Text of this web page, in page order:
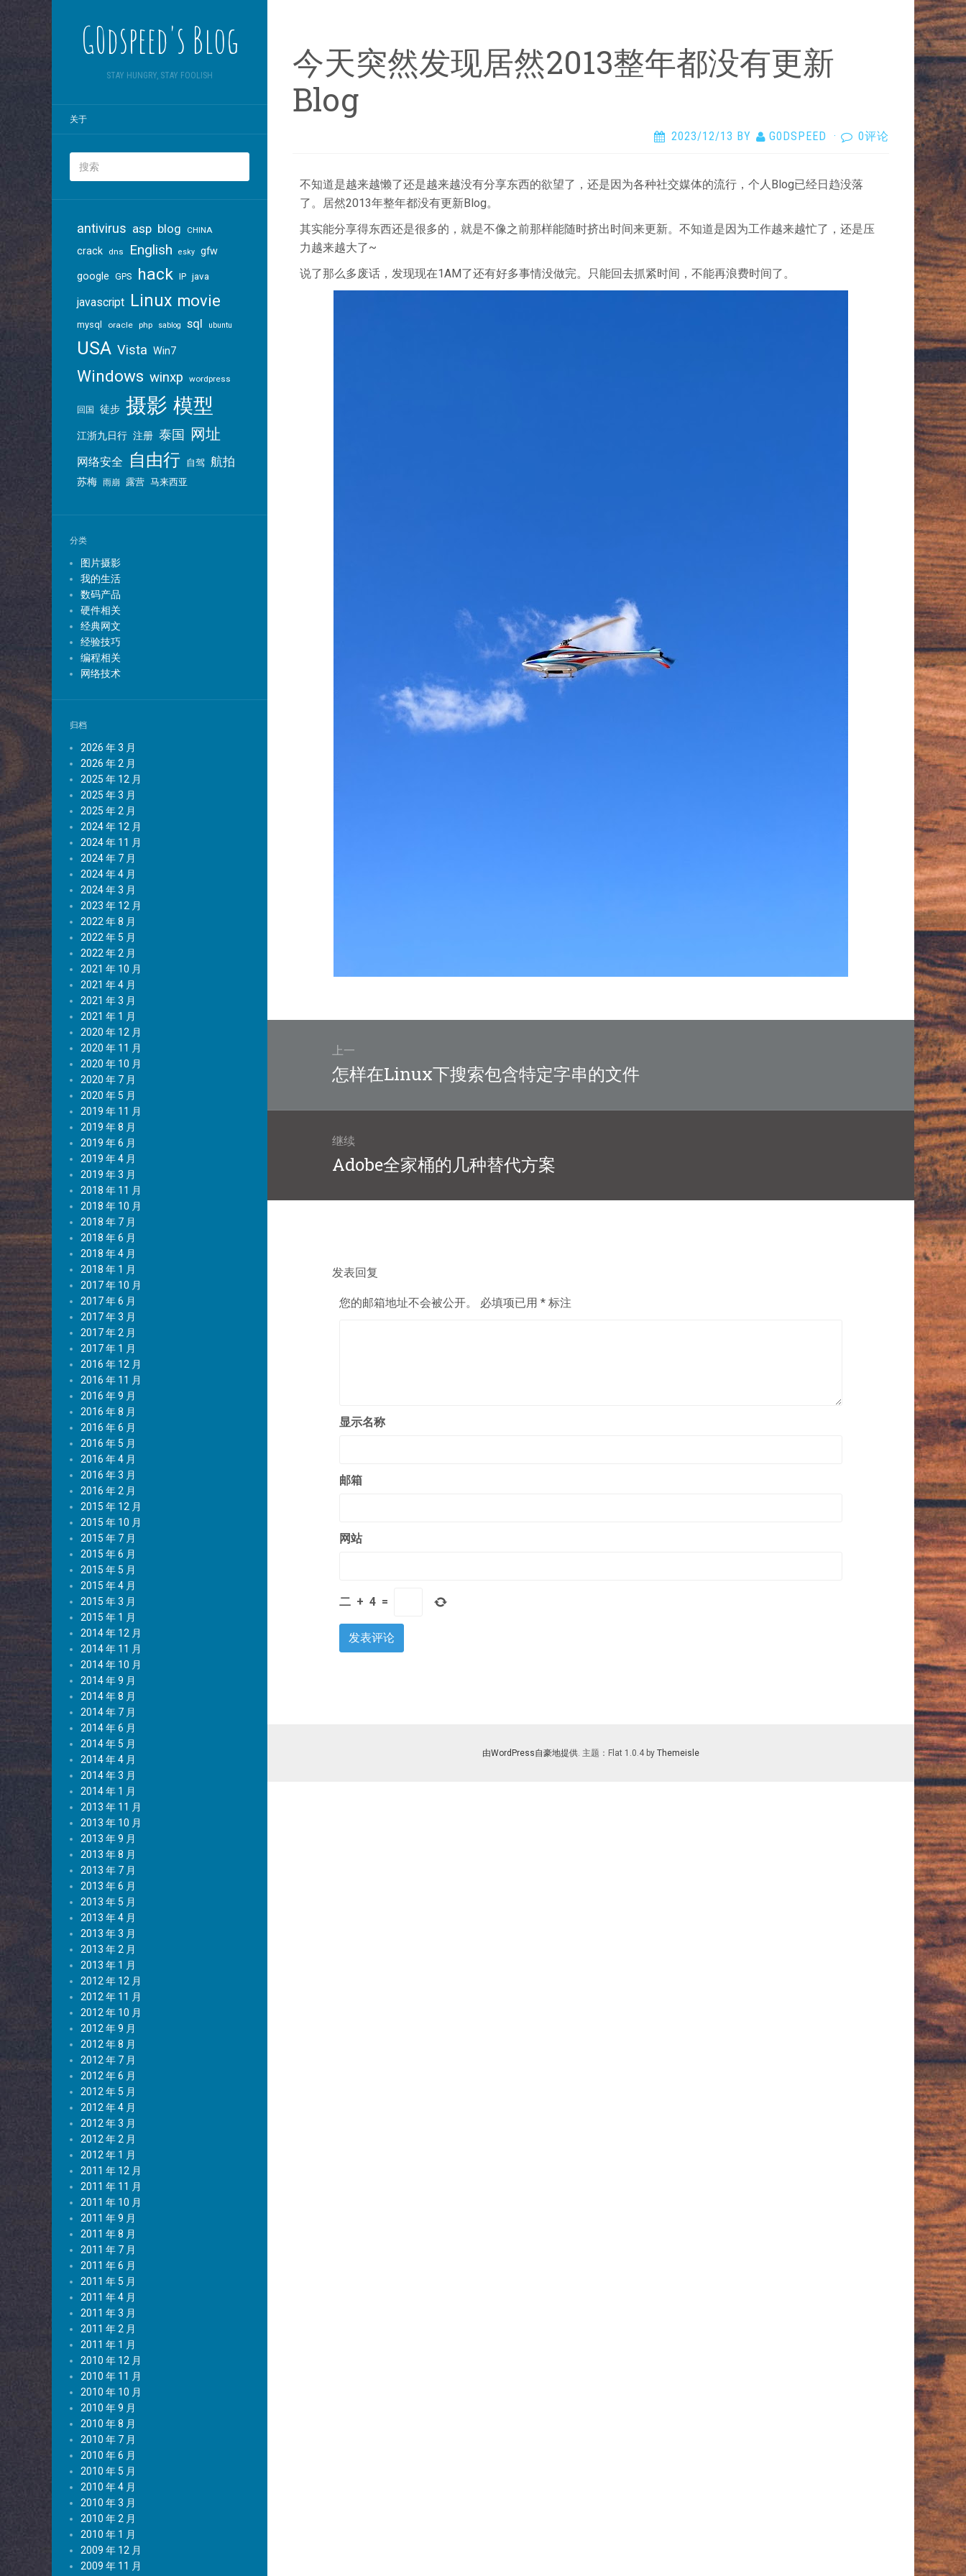
G0dspeed's Blog
STAY HUNGRY, STAY FOOLISH
关于
antivirus asp blog CHINA
crack dns English esky gfw
google GPS hack IP java
javascript Linux movie
mysql oracle php sablog sql ubuntu
USA Vista Win7
Windows winxp wordpress
回国 徒步 摄影 模型
江浙九日行 注册 泰国 网址
网络安全 自由行 自驾 航拍
苏梅 雨崩 露营 马来西亚
分类
图片摄影
我的生活
数码产品
硬件相关
经典网文
经验技巧
编程相关
网络技术
归档
2026 年 3 月
2026 年 2 月
2025 年 12 月
2025 年 3 月
2025 年 2 月
2024 年 12 月
2024 年 11 月
2024 年 7 月
2024 年 4 月
2024 年 3 月
2023 年 12 月
2022 年 8 月
2022 年 5 月
2022 年 2 月
2021 年 10 月
2021 年 4 月
2021 年 3 月
2021 年 1 月
2020 年 12 月
2020 年 11 月
2020 年 10 月
2020 年 7 月
2020 年 5 月
2019 年 11 月
2019 年 8 月
2019 年 6 月
2019 年 4 月
2019 年 3 月
2018 年 11 月
2018 年 10 月
2018 年 7 月
2018 年 6 月
2018 年 4 月
2018 年 1 月
2017 年 10 月
2017 年 6 月
2017 年 3 月
2017 年 2 月
2017 年 1 月
2016 年 12 月
2016 年 11 月
2016 年 9 月
2016 年 8 月
2016 年 6 月
2016 年 5 月
2016 年 4 月
2016 年 3 月
2016 年 2 月
2015 年 12 月
2015 年 10 月
2015 年 7 月
2015 年 6 月
2015 年 5 月
2015 年 4 月
2015 年 3 月
2015 年 1 月
2014 年 12 月
2014 年 11 月
2014 年 10 月
2014 年 9 月
2014 年 8 月
2014 年 7 月
2014 年 6 月
2014 年 5 月
2014 年 4 月
2014 年 3 月
2014 年 1 月
2013 年 11 月
2013 年 10 月
2013 年 9 月
2013 年 8 月
2013 年 7 月
2013 年 6 月
2013 年 5 月
2013 年 4 月
2013 年 3 月
2013 年 2 月
2013 年 1 月
2012 年 12 月
2012 年 11 月
2012 年 10 月
2012 年 9 月
2012 年 8 月
2012 年 7 月
2012 年 6 月
2012 年 5 月
2012 年 4 月
2012 年 3 月
2012 年 2 月
2012 年 1 月
2011 年 12 月
2011 年 11 月
2011 年 10 月
2011 年 9 月
2011 年 8 月
2011 年 7 月
2011 年 6 月
2011 年 5 月
2011 年 4 月
2011 年 3 月
2011 年 2 月
2011 年 1 月
2010 年 12 月
2010 年 11 月
2010 年 10 月
2010 年 9 月
2010 年 8 月
2010 年 7 月
2010 年 6 月
2010 年 5 月
2010 年 4 月
2010 年 3 月
2010 年 2 月
2010 年 1 月
2009 年 12 月
2009 年 11 月
今天突然发现居然2013整年都没有更新
Blog
2023/12/13 BY G0DSPEED · 0评论
不知道是越来越懒了还是越来越没有分享东西的欲望了，还是因为各种社交媒体的流行，个人Blog已经日趋没落
了。居然2013年整年都没有更新Blog。
其实能分享得东西还是很多的，就是不像之前那样能随时挤出时间来更新。不知道是因为工作越来越忙了，还是压
力越来越大了~
说了那么多废话，发现现在1AM了还有好多事情没做完。只能回去抓紧时间，不能再浪费时间了。
航
上一
上
篇
怎样在Linux下搜索包含特定字串的文件
继续
下
Adobe全家桶的几种替代方案
发表回复
您的邮箱地址不会被公开。 必填项已用 * 标注
显示名称
邮箱
网站
二 + 4 =
由WordPress自豪地提供. 主题：Flat 1.0.4 by Themeisle